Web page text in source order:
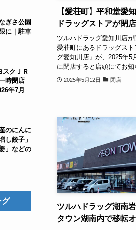
【愛荘町】平和堂愛
ドラッグストアが閉店
ツルハドラッグ愛知川店
愛荘町にあるドラッグスト
グ愛知川店」が、2025年5
に閉店すると店頭にてお知
2025年5月12日 閉店
ツルハドラッグ湖南
タウン湖南内で移転
ぎさ公園
に｜駐車
スクＪＲ
時閉店
年7月
のにんに
し餃子」
」などの
グ